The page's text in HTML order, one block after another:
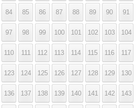
84 85 86 87 88 89 90 91
97 98 99 100 101 102 103 104
110 111 112 113 114 115 116 117
123 124 125 126 127 128 129 130
136 137 138 139 140 141 142 143